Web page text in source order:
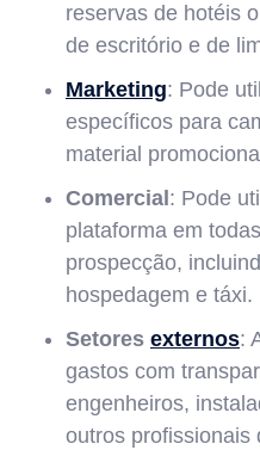
reservas de hotéis
de escritório e de
Marketing: Pode
específicos para
material
Comercial : Pode
plataforma em
prospecção,
hospedagem e táxi.
Setores externos:
gastos com
engenheiros,
outros profissionais